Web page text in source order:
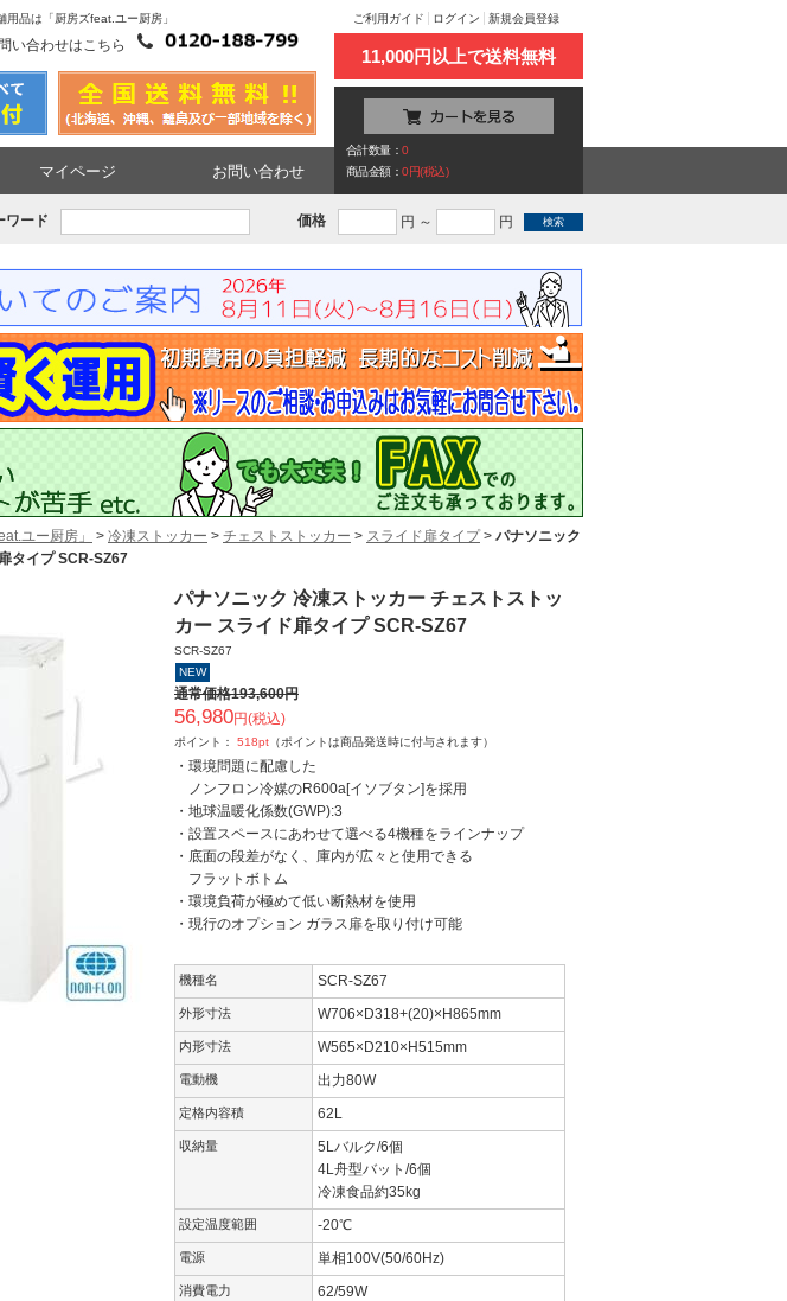
品は「厨房ズfeat.ユー厨房」
い合わせはこちら
ご利用ガイド ログイン 新規会員登録
11,000円以上で送料無料
合計数量：0
商品金額：0円(税込)
マイページ お問い合わせ
ワード 価格 円 ～ 円
ユー厨房」 > 冷凍ストッカー > チェストストッカー > スライド扉タイプ> パナソニック
タイプ SCR-SZ67
パナソニック 冷凍ストッカー チェストストッ
カー スライド扉タイプ SCR-SZ67
SCR-SZ67
NEW
通常価格193,600円
56,980円(税込)
ポイント： 518pt （ポイントは商品発送時に付与されます）
・環境問題に配慮した
ノンフロン冷媒のR600a[イソブタン]を採用
・地球温暖化係数(GWP):3
・設置スペースにあわせて選べる4機種をラインナップ
・底面の段差がなく、庫内が広々と使用できる
フラットボトム
・環境負荷が極めて低い断熱材を使用
・現行のオプション ガラス扉を取り付け可能
機種名 SCR-SZ67
外形寸法 W706×D318+(20)×H865mm
内形寸法 W565×D210×H515mm
電動機 出力80W
定格内容積 62L
収納量
5Lバルク/6個
4L舟型バット/6個
冷凍食品約35kg
設定温度範囲 -20℃
電源 単相100V(50/60Hz)
消費電力 62/59W